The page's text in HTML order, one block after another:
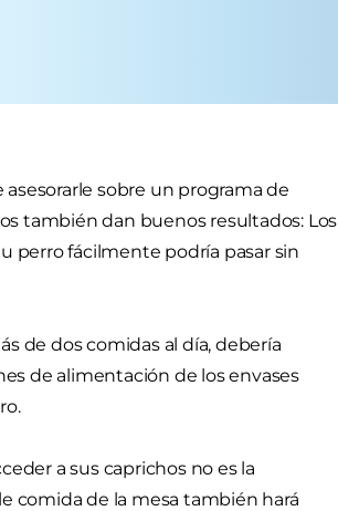
sobre un programa de
también dan buenos resultados: Los
perro fácilmente podría pasar sin
de dos comidas al día, debería
de alimentación de los envases
a sus caprichos no es la
comida de la mesa también hará